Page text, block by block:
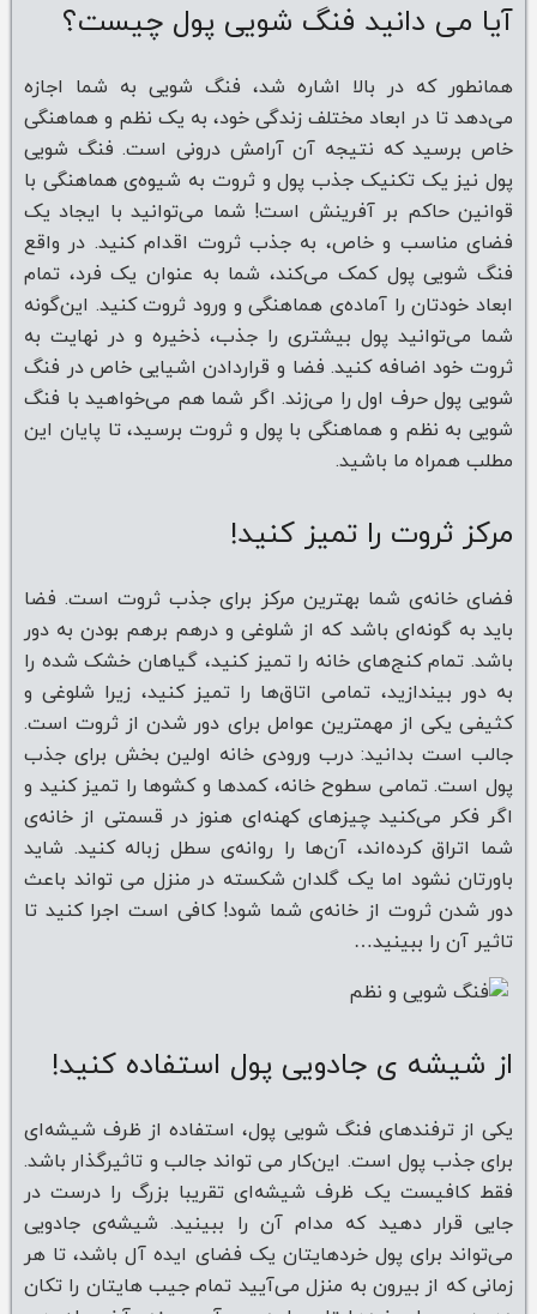
آیا می دانید فنگ شویی پول چیست؟
همانطور که در بالا اشاره شد، فنگ شویی به شما اجازه
می‌دهد تا در ابعاد مختلف زندگی خود، به یک نظم و هماهنگی
خاص برسید که نتیجه آن آرامش درونی است. فنگ شویی
پول نیز یک تکنیک جذب پول و ثروت به شیوه‌ی هماهنگی با
قوانین حاکم بر آفرینش است! شما می‌توانید با ایجاد یک
فضای مناسب و خاص، به جذب ثروت اقدام کنید. در واقع
فنگ شویی پول کمک می‌کند، شما به عنوان یک فرد، تمام
ابعاد خودتان را آماده‌ی هماهنگی و ورود ثروت کنید. این‌گونه
شما می‌توانید پول بیشتری را جذب، ذخیره و در نهایت به
ثروت خود اضافه کنید. فضا و قراردادن اشیایی خاص در فنگ
شویی پول حرف اول را می‌زند. اگر شما هم می‌خواهید با فنگ
شویی به نظم و هماهنگی با پول و ثروت برسید، تا پایان این
مطلب همراه ما باشید.
مرکز ثروت را تمیز کنید!
فضای خانه‌ی شما بهترین مرکز برای جذب ثروت است. فضا
باید به گونه‌ای باشد که از شلوغی و درهم برهم بودن به دور
باشد. تمام کنج‌های خانه را تمیز کنید، گیاهان خشک شده را
به دور بیندازید، تمامی اتاق‌ها را تمیز کنید، زیرا شلوغی و
کثیفی یکی از مهمترین عوامل برای دور شدن از ثروت است.
جالب است بدانید: درب ورودی خانه اولین بخش برای جذب
پول است. تمامی سطوح خانه، کمدها و کشوها را تمیز کنید و
اگر فکر می‌کنید چیزهای کهنه‌ای هنوز در قسمتی از خانه‌ی
شما اتراق کرده‌اند، آن‌ها را روانه‌ی سطل زباله کنید. شاید
باورتان نشود اما یک گلدان شکسته در منزل می تواند باعث
دور شدن ثروت از خانه‌ی شما شود! کافی است اجرا کنید تا
تاثیر آن را ببینید…
از شیشه ی جادویی پول استفاده کنید!
یکی از ترفندهای فنگ شویی پول، استفاده از ظرف شیشه‌ای
برای جذب پول است. این‌کار می تواند جالب و تاثیرگذار باشد.
فقط کافیست یک ظرف شیشه‌ای تقریبا بزرگ را درست در
جایی قرار دهید که مدام آن را ببینید. شیشه‌ی جادویی
می‌تواند برای پول خردهایتان یک فضای ایده آل باشد، تا هر
زمانی که از بیرون به منزل می‌آیید تمام جیب هایتان را تکان